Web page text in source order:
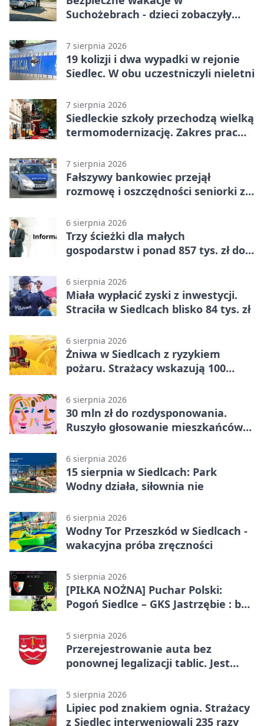
Suchożebrach - dzieci zobaczyły
7 sierpnia 2026
19 kolizji i dwa wypadki w rejonie
Siedlec. W obu uczestniczyli nieletni
7 sierpnia 2026
Siedleckie szkoły przechodzą wielką
termomodernizację. Zakres prac
7 sierpnia 2026
Fałszywy bankowiec przejął
rozmowę i oszczędności seniorki z
6 sierpnia 2026
Trzy ścieżki dla małych
gospodarstw i ponad 857 tys. zł do
6 sierpnia 2026
Miała wypłacić zyski z inwestycji.
Straciła w Siedlcach blisko 84 tys. zł
6 sierpnia 2026
Żniwa w Siedlcach z ryzykiem
pożaru. Strażacy wskazują 100
6 sierpnia 2026
30 mln zł do rozdysponowania.
Ruszyło głosowanie mieszkańców
6 sierpnia 2026
15 sierpnia w Siedlcach: Park
Wodny działa, siłownia nie
6 sierpnia 2026
Wodny Tor Przeszkód w Siedlcach -
wakacyjna próba zręczności
5 sierpnia 2026
[PIŁKA NOŻNA] Puchar Polski:
Pogoń Siedlce – GKS Jastrzębie : bez
5 sierpnia 2026
Przerejestrowanie auta bez
ponownej legalizacji tablic. Jest
5 sierpnia 2026
Lipiec pod znakiem ognia. Strażacy
z Siedlec interweniowali 235 razy